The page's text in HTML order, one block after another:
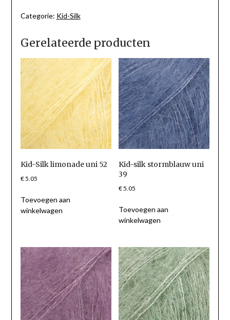
AANTAL
Categorie: Kid-Silk
Gerelateerde producten
Kid-Silk limonade uni 52
€5.05
Toevoegen aan
winkelwagen
Kid-silk stormblauw uni
39
€5.05
Toevoegen aan
winkelwagen